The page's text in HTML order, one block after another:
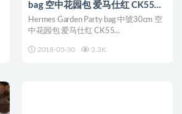
bag 空中花园包 爱马仕红 CK55
Rouge 银扣
Hermes Garden Party bag 中號30cm 空
中花园包 爱马仕红 CK55...
2018-05-30 2.3K